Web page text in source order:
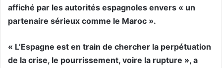
affiché par les autorités espagnoles envers « un
partenaire sérieux comme le Maroc ».
« L’Espagne est en train de chercher la perpétuation
de la crise, le pourrissement, voire la rupture », a